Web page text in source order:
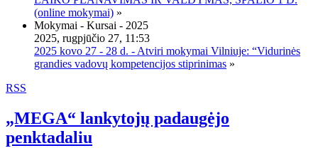
(online mokymai) »
Mokymai - Kursai - 2025
2025, rugpjūčio 27, 11:53
2025 kovo 27 - 28 d. - Atviri mokymai Vilniuje: “Vidurinės
grandies vadovų kompetencijos stiprinimas »
RSS
„MEGA“ lankytojų padaugėjo
penktadaliu